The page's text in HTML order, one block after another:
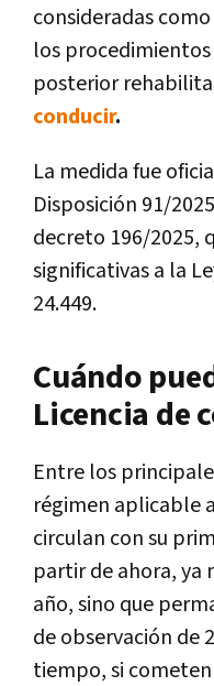
consideradas
los
posterior
conducir.
La medida fue
Disposición 91/
decreto 196/2025,
significativas a la
24.449.
Cuándo
Licencia de
Entre los
régimen aplicable
circulan con su
partir de ahora, ya
año, sino que
de observación de
tiempo, si